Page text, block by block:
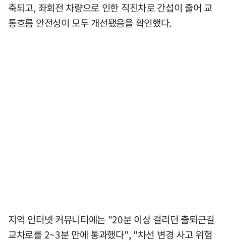
축되고, 좌회전 차량으로 인한 직진차로 간섭이 줄어 교
통흐름 안전성이 모두 개선됐음을 확인했다.
지역 인터넷 커뮤니티에는 "20분 이상 걸리던 출퇴근길
교차로를 2~3분 만에 통과했다", "차선 변경 사고 위험